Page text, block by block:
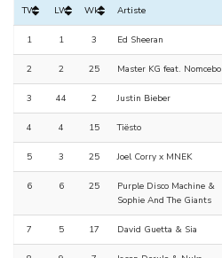
TW LW Wks Artiste
1 1 3 Ed Sheeran
2 2 25 Master KG feat. Nomcebo
3 44 2 Justin Bieber
4 4 15 Tiësto
5 3 25 Joel Corry x MNEK
6 6 25
Purple Disco Machine &
Sophie And The Giants
7 5 17 David Guetta & Sia